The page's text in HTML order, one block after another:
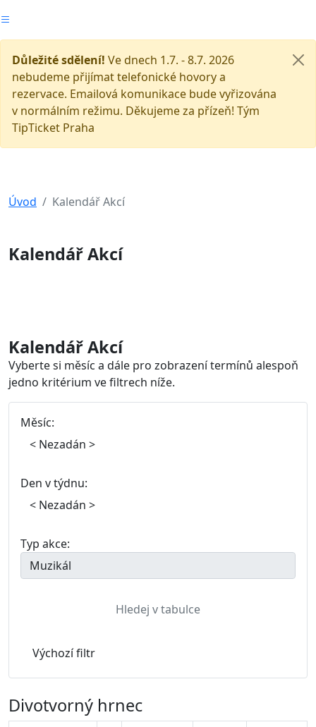
Důležité sdělení! Ve dnech 1.7. - 8.7. 2026
nebudeme přijímat telefonické hovory a
rezervace. Emailová komunikace bude vyřizována
v normálním režimu. Děkujeme za přízeň! Tým
TipTicket Praha
Úvod Kalendář Akcí
Kalendář Akcí
Kalendář Akcí
Vyberte si měsíc a dále pro zobrazení termínů alespoň
jedno kritérium ve filtrech níže.
Měsíc:
Den v týdnu:
Typ akce:
Výchozí filtr
Divotvorný hrnec